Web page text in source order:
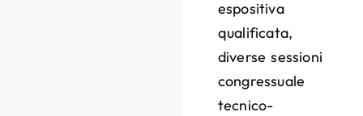
espositiva
qualificata,
diverse sessioni
congressuale
tecnico-